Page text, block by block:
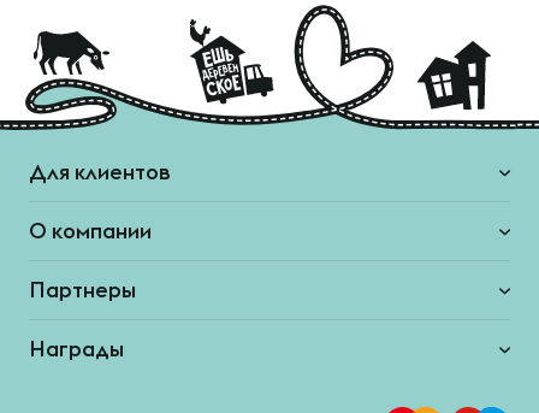
Для клиентов
О компании
Партнеры
Награды